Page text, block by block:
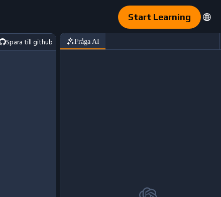
Start Learning
Spara till github Fråga AI